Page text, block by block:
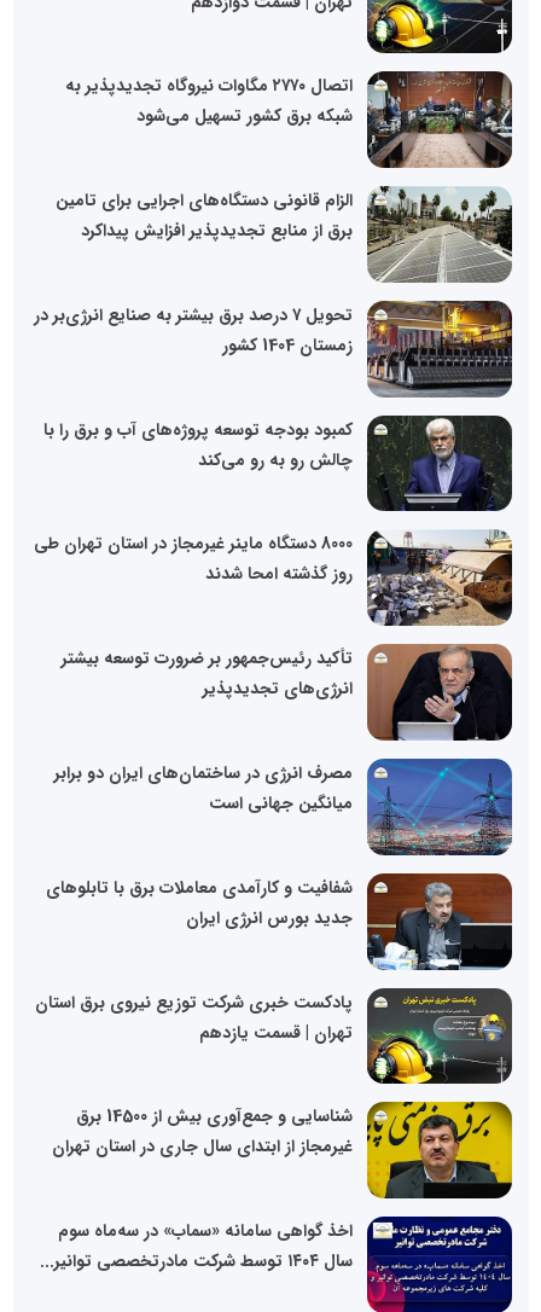
اتصال ۲۷۷۰ مگاوات نیروگاه تجدیدپذیر به
شبکه برق کشور تسهیل می‌شود
الزام قانونی دستگاه‌های اجرایی برای تامین
برق از منابع تجدیدپذیر افزایش پیداکرد
تحویل ۷ درصد برق بیشتر به صنایع انرژی‌بر در
زمستان 1404 کشور
کمبود بودجه توسعه پروژه‌های آب و برق را با
چالش رو به رو می‌کند
8000 دستگاه ماینر غیرمجاز در استان تهران طی
روز گذشته امحا شدند
تأکید رئیس‌جمهور بر ضرورت توسعه بیشتر
انرژی‌های تجدیدپذیر
مصرف انرژی در ساختمان‌های ایران دو برابر
میانگین جهانی است
شفافیت و کارآمدی معاملات برق با تابلوهای
جدید بورس انرژی ایران
پادکست خبری شرکت توزیع نیروی برق استان
تهران | قسمت یازدهم
شناسایی و جمع‌آوری بیش از 14500 برق
غیرمجاز از ابتدای سال جاری در استان تهران
اخذ گواهی سامانه «سماب» در سه‌ماه سوم
سال ۱۴۰۴ توسط شرکت مادرتخصصی توانیر...